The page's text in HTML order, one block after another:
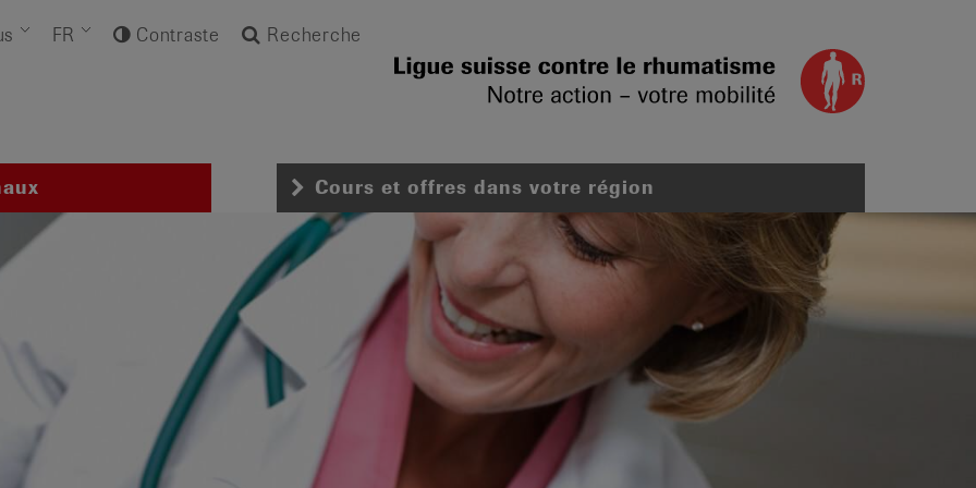
FR Contraste Recherche
Cours et offres dans votre région